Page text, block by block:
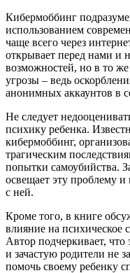
Кибермоббинг
использованием
чаще всего через
открывает перед нами и
возможностей, но в то
угрозы – ведь
анонимных аккаунтов в
Не следует
психику ребенка.
кибермоббинг,
трагическим
попытки самоубийства.
освещает эту проблему и
с ней.
Кроме того, в книге
влияние на психическое
Автор подчеркивает, что
и зачастую родители не
помочь своему ребенку